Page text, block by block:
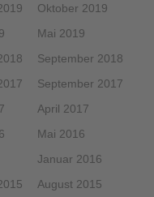
Oktober 2019
Mai 2019
September 2018
September 2017
April 2017
Mai 2016
Januar 2016
August 2015